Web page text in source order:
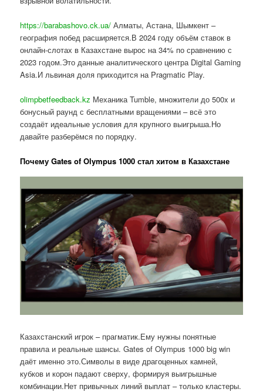
https://barabashovo.ck.ua/ Алматы, Астана, Шымкент –
география побед расширяется.В 2024 году объём ставок в
онлайн-слотах в Казахстане вырос на 34% по сравнению с
2023 годом.Это данные аналитического центра Digital Gaming
Asia.И львиная доля приходится на Pragmatic Play.
olimpbetfeedback.kz Механика Tumble, множители до 500x и
бонусный раунд с бесплатными вращениями – всё это
создаёт идеальные условия для крупного выигрыша.Но
давайте разберёмся по порядку.
Почему Gates of Olympus 1000 стал хитом в Казахстане
Казахстанский игрок – прагматик.Ему нужны понятные
правила и реальные шансы. Gates of Olympus 1000 big win
даёт именно это.Символы в виде драгоценных камней,
кубков и корон падают сверху, формируя выигрышные
комбинации.Нет привычных линий выплат – только кластеры.